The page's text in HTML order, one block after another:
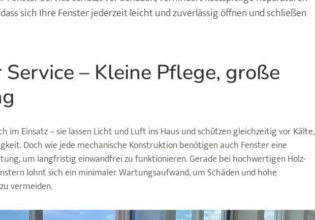
sich Ihre Fenster jederzeit leicht und zuverlässig öffnen und schließen
Service – Kleine Pflege, große
im Einsatz – sie lassen Licht und Luft ins Haus und schützen gleichzeitig vor Kälte,
Doch wie jede mechanische Konstruktion benötigen auch Fenster eine
um langfristig einwandfrei zu funktionieren. Gerade bei hochwertigen Holz-
lohnt sich ein minimaler Wartungsaufwand, um Schäden und hohe
vermeiden.